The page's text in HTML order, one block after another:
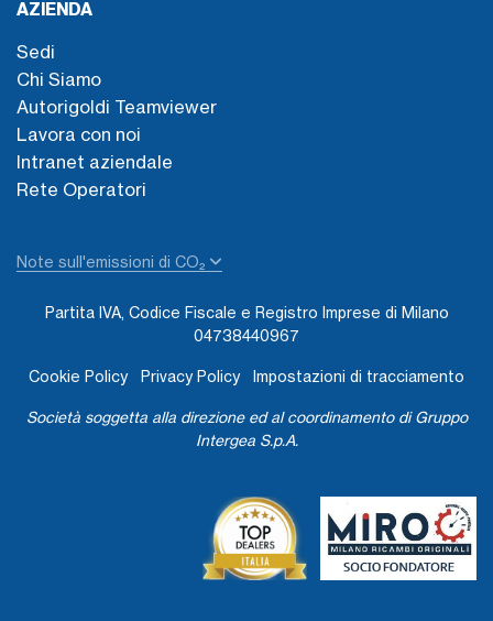
AZIENDA
Sedi
Chi Siamo
Autorigoldi Teamviewer
Lavora con noi
Intranet aziendale
Rete Operatori
Note sull'emissioni di CO₂
Partita IVA, Codice Fiscale e Registro Imprese di Milano
04738440967
Cookie Policy Privacy Policy Impostazioni di tracciamento
Società soggetta alla direzione ed al coordinamento di Gruppo
Intergea S.p.A.